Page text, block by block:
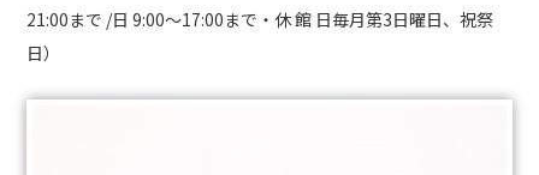
21:00まで /日 9:00～17:00まで・休 館 日毎月第3日曜日、祝祭
日）